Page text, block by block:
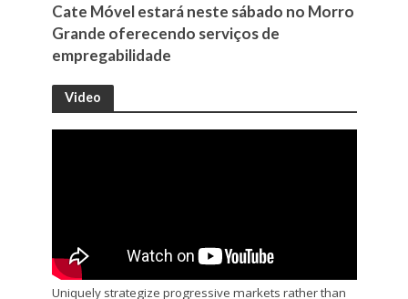
Cate Móvel estará neste sábado no Morro
Grande oferecendo serviços de
empregabilidade
Video
Uniquely strategize progressive markets rather than